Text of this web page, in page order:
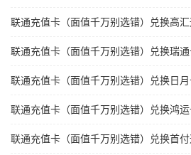
联通充值卡（面值千万别选错）兑换高
联通充值卡（面值千万别选错）兑换瑞
联通充值卡（面值千万别选错）兑换日
联通充值卡（面值千万别选错）兑换鸿
联通充值卡（面值千万别选错）兑换首付